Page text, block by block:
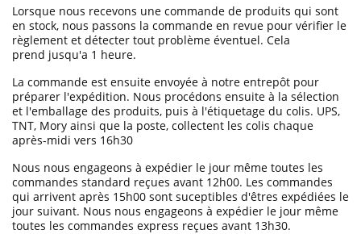
Lorsque nous recevons une commande de produits qui sont
en stock, nous passons la commande en revue pour vérifier le
règlement et détecter tout problème éventuel. Cela
prend jusqu'a 1 heure.
La commande est ensuite envoyée à notre entrepôt pour
préparer l'expédition. Nous procédons ensuite à la sélection
et l'emballage des produits, puis à l'étiquetage du colis. UPS,
TNT, Mory ainsi que la poste, collectent les colis chaque
après-midi vers 16h30
Nous nous engageons à expédier le jour même toutes les
commandes standard reçues avant 12h00. Les commandes
qui arrivent après 15h00 sont suceptibles d'êtres expédiées le
jour suivant. Nous nous engageons à expédier le jour même
toutes les commandes express reçues avant 13h30.